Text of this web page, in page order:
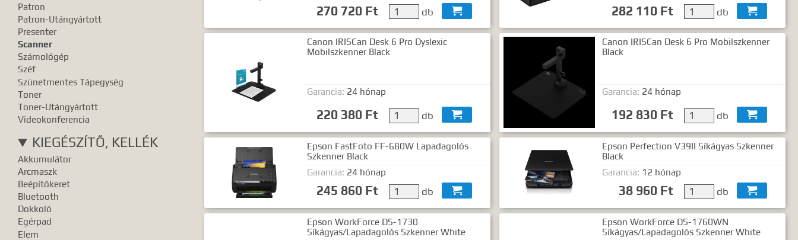
Patron
Patron-Utángyártott
Presenter
Scanner
Számológép
Széf
Szünetmentes Tápegység
Toner
Toner-Utángyártott
Videokonferencia
KIEGÉSZÍTŐ, KELLÉK
Akkumulátor
Arcmaszk
Beépítőkeret
Bluetooth
Dokkoló
Egérpad
Elem
270 720 Ft db  282 110 Ft db 
Canon IRISCan Desk 6 Pro Dyslexic
Mobilszkenner Black
Garancia: 24 hónap
220 380 Ft db 
Canon IRISCan Desk 6 Pro Mobilszkenner
Black
Garancia: 24 hónap
192 830 Ft db 
Epson FastFoto FF-680W Lapadagolós
Szkenner Black
Garancia: 24 hónap
245 860 Ft db 
Epson Perfection V39II Síkágyas Szkenner
Black
Garancia: 12 hónap
38 960 Ft db 
Epson WorkForce DS-1730
Síkágyas/Lapadagolós Szkenner White
Epson WorkForce DS-1760WN
Síkágyas/Lapadagolós Szkenner White